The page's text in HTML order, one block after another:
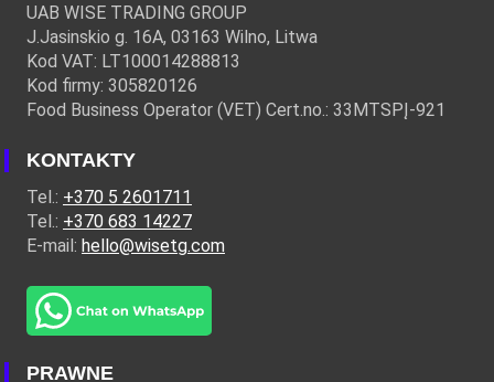
UAB WISE TRADING GROUP
J.Jasinskio g. 16A, 03163 Wilno, Litwa
Kod VAT: LT100014288813
Kod firmy: 305820126
Food Business Operator (VET) Cert.no.: 33MTSPĮ-921
KONTAKTY
Tel.: +370 5 2601711
Tel.: +370 683 14227
E-mail: hello@wisetg.com
PRAWNE